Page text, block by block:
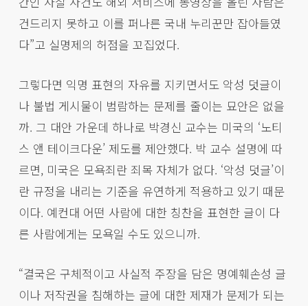
건드리지 못하고 이를 퍼나른 국내 누리꾼만 잡아들였
다”고 실명제의 허점을 꼬집었다.
그렇다면 익명 표현의 자유를 지키면서도 악성 덧글이
나 불법 게시물이 범람하는 문제를 줄이는 묘안은 없을
까. 그 대안 가운데 하나로 박경신 교수는 미국의 ‘노티
스 앤 테이크다운’ 제도를 제안했다. 박 교수 설명에 따
르면, 미국은 모욕죄란 죄목 자체가 없다. ‘악성 덧글’이
란 규정을 내리는 기준을 유연하게 적용하고 있기 때문
이다. 예컨대 어떤 사람에 대한 칭찬을 표현한 글이 다
른 사람에게는 모욕일 수도 있으니까.
“결국은 구체적이고 사실적 주장을 담은 명예훼손성 글
이나 저작권을 침해하는 글에 대한 제재가 문제가 되는